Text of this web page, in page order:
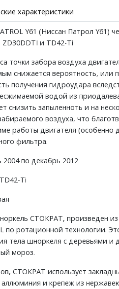
характеристики
Y61 (Ниссан Патрол Y61)
и TD42-Ti
точки забора воздуха
снижается вероятность, или
получения гидроудара
водой из
снизить запыленноть и на
воздуха, что
работы двигателя (особенно
фильтра.
2004 по декабрь 2012
Ti
СТОКРАТ, произведен из
по ротационной технологии.
тела шноркеля с деревьями и
мороз.
СТОКРАТ использует
аллюминия и крепеж из